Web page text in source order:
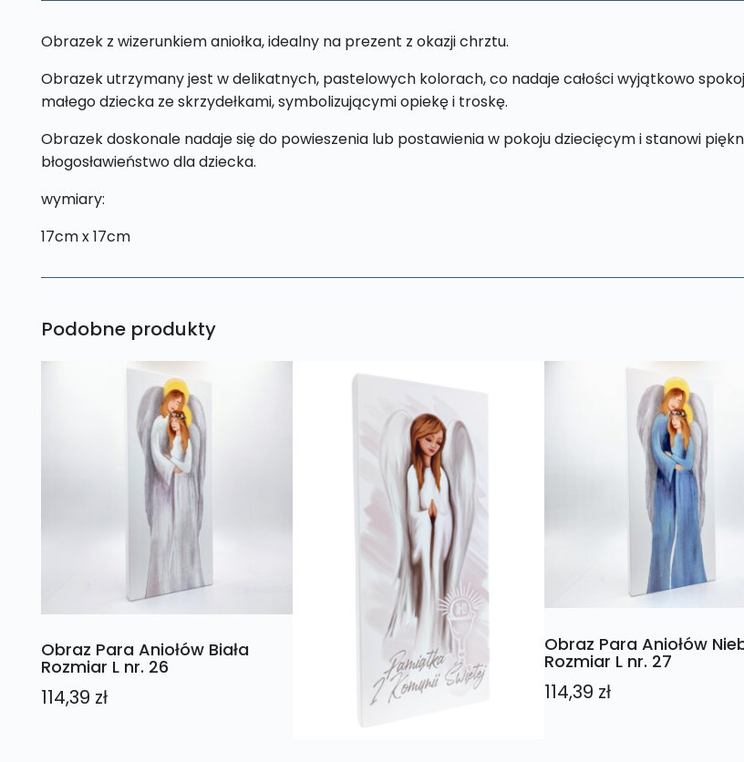
Obrazek z wizerunkiem aniołka, idealny na prezent z okazji chrztu.
Obrazek utrzymany jest w delikatnych, pastelowych kolorach, co nadaje całości wyjątkowo
małego dziecka ze skrzydełkami, symbolizującymi opiekę i troskę.
Obrazek doskonale nadaje się do powieszenia lub postawienia w pokoju dziecięcym i stanowi
błogosławieństwo dla dziecka.
wymiary:
17cm x 17cm
Podobne produkty
Obraz Para Aniołów Biała
Rozmiar L nr. 26
114,39 zł
Obraz Para Aniołów
Rozmiar L nr. 27
114,39 zł